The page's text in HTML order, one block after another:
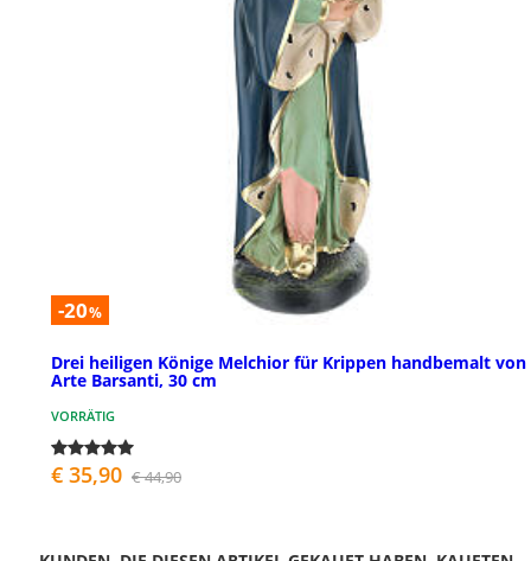
-20%
Drei heiligen Könige Melchior für Krippen handbemalt von
Arte Barsanti, 30 cm
VORRÄTIG
€ 35,90 € 44,90